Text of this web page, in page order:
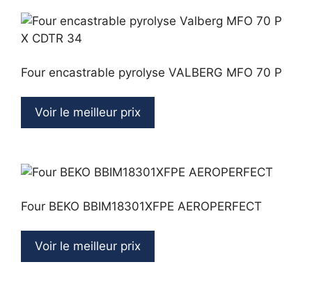
Four encastrable pyrolyse VALBERG MFO 70 P
Voir le meilleur prix
Four BEKO BBIM18301XFPE AEROPERFECT
Voir le meilleur prix